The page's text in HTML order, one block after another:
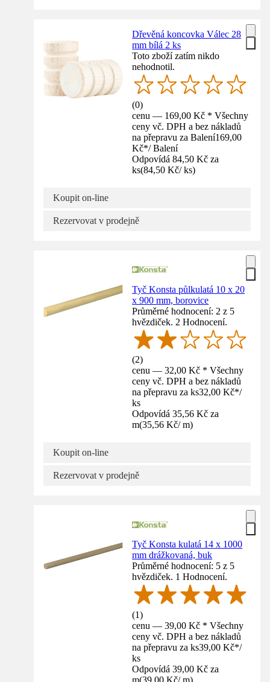
Dřevěná koncovka Válec 28
mm bílá 2 ks
Toto zboží zatím nikdo
nehodnotil.
(0)
cenu — 169,00 Kč * Všechny
ceny vč. DPH a bez nákladů
na přepravu za Balení169,00
Kč*/ Balení
Odpovídá 84,50 Kč za
ks(84,50 Kč/ ks)
Koupit on-line
Rezervovat v prodejně
Tyč Konsta půlkulatá 10 x 20
x 900 mm, borovice
Průměrné hodnocení: 2 z 5
hvězdiček. 2 Hodnocení.
(2)
cenu — 32,00 Kč * Všechny
ceny vč. DPH a bez nákladů
na přepravu za ks32,00 Kč*/
ks
Odpovídá 35,56 Kč za
m(35,56 Kč/ m)
Koupit on-line
Rezervovat v prodejně
Tyč Konsta kulatá 14 x 1000
mm drážkovaná, buk
Průměrné hodnocení: 5 z 5
hvězdiček. 1 Hodnocení.
(1)
cenu — 39,00 Kč * Všechny
ceny vč. DPH a bez nákladů
na přepravu za ks39,00 Kč*/
ks
Odpovídá 39,00 Kč za